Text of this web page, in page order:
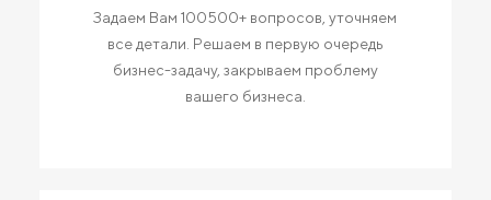
Задаем Вам 100500+ вопросов, уточняем
все детали. Решаем в первую очередь
бизнес-задачу, закрываем проблему
вашего бизнеса.